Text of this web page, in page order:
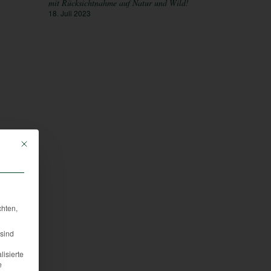
mit Rücksichtnahme auf Natur und Wild!
18. Juli 2023
Mit diesem Button wird der Dialog geschlossen. Seine Funktionalität ist